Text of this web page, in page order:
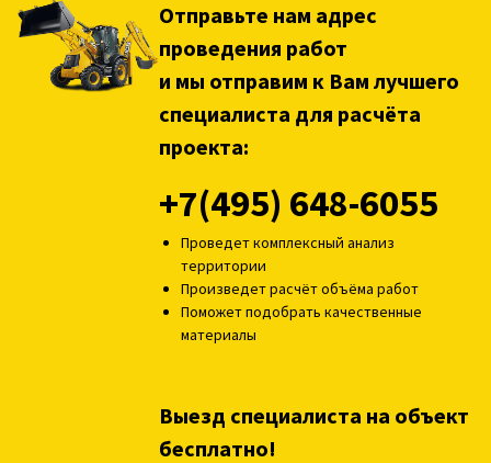
Отправьте нам адрес
проведения работ
и мы отправим к Вам лучшего
специалиста для расчёта
проекта:
+7(495) 648-6055
Проведет комплексный анализ
территории
Произведет расчёт объёма работ
Поможет подобрать качественные
материалы
Выезд специалиста на объект
бесплатно!